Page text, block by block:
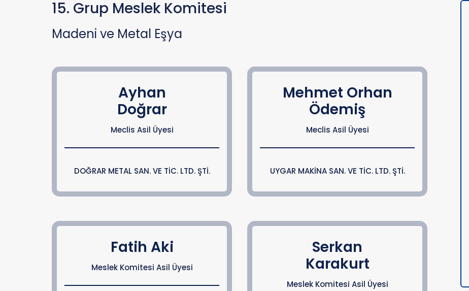
15. Grup Meslek Komitesi
Madeni ve Metal Eşya
Ayhan
Doğrar
Meclis Asil Üyesi
DOĞRAR METAL SAN. VE TİC. LTD. ŞTİ.
Mehmet Orhan
Ödemiş
Meclis Asil Üyesi
UYGAR MAKİNA SAN. VE TİC. LTD. ŞTİ.
Fatih Aki
Meslek Komitesi Asil Üyesi
Serkan
Karakurt
Meslek Komitesi Asil Üyesi